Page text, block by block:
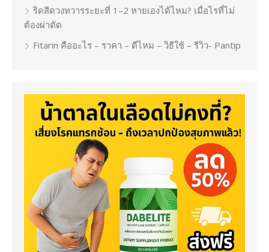
ริดสีดวงทวารระยะที่ 1–2 หายเองได้ไหม? เมื่อไรที่ไม่
ต้องผ่าตัด
Fitarin คืออะไร – ราคา – ดีไหม – วิธีใช้ – รีวิว- Pantip